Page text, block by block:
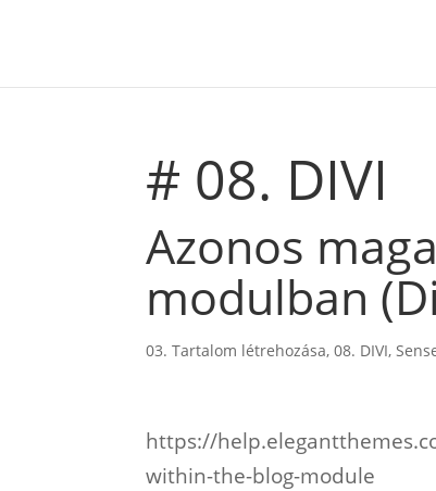
# 08. DIVI
Azonos
modulban
03. Tartalom létrehozása,08. DIVI,
https://
within-the-blog-module